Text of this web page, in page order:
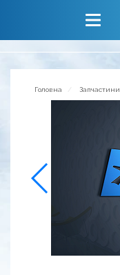
Зворотній зв’язок
Головна Запчастини